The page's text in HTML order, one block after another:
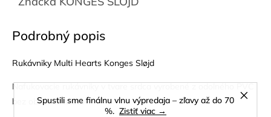
Spustili sme finálnu vlnu výpredaja – zľavy až do 70
%. Zistiť viac →
Podrobný popis
Rukávniky Multi Hearts Konges Sløjd
Nafukovacie rukávniky v tvare srdca vyrobené z odolného PVC
bez obsahu ftalátov.